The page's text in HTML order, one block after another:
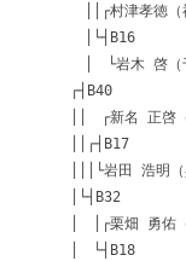
││┌村津孝徳（神奈
│└┤B16
│ └岩木 啓（千葉
┌┤B40
││ ┌新名 正啓（北
││┌┤B17
│││└岩田 浩明（兵
│└┤B32
│ │┌栗畑 勇佑（愛
│ └┤B18